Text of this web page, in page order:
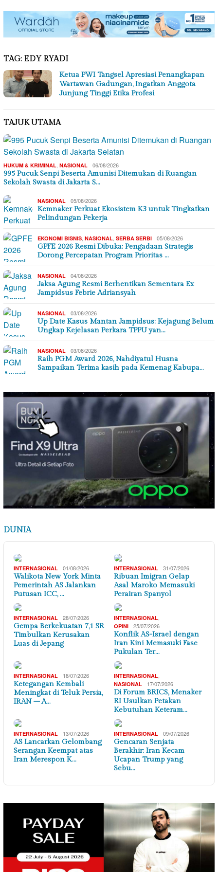
TAG: EDY RYADI
Ketua PWI Tangsel Apresiasi Penangkapan
Wartawan Gadungan, Ingatkan Anggota
Junjung Tinggi Etika Profesi
TAJUK UTAMA
HUKUM & KRIMINAL NASIONAL 06/08/2026
995 Pucuk Senpi Beserta Amunisi Ditemukan di Ruangan
Sekolah Swasta di Jakarta S…
NASIONAL 05/08/2026
Kemnaker Perkuat Ekosistem K3 untuk Tingkatkan
Pelindungan Pekerja
EKONOMI BISNIS NASIONAL SERBA SERBI 05/08/2026
GPFE 2026 Resmi Dibuka: Pengadaan Strategis
Dorong Percepatan Program Prioritas …
NASIONAL 04/08/2026
Jaksa Agung Resmi Berhentikan Sementara Ex
Jampidsus Febrie Adriansyah
NASIONAL 03/08/2026
Up Date Kasus Mantan Jampidsus: Kejagung Belum
Ungkap Kejelasan Perkara TPPU yan…
NASIONAL 03/08/2026
Raih PGM Award 2026, Nahdiyatul Husna
Sampaikan Terima kasih pada Kemenag Kabupa…
DUNIA
INTERNASIONAL 01/08/2026
Walikota New York Minta
Pemerintah AS Jalankan
Putusan ICC, …
INTERNASIONAL 31/07/2026
Ribuan Imigran Gelap
Asal Maroko Memasuki
Perairan Spanyol
INTERNASIONAL 28/07/2026
Gempa Berkekuatan 7,1 SR
Timbulkan Kerusakan
Luas di Jepang
INTERNASIONAL
OPINI 25/07/2026
Konflik AS-Israel dengan
Iran Kini Memasuki Fase
Pukulan Ter…
INTERNASIONAL 18/07/2026
Ketegangan Kembali
Meningkat di Teluk Persia,
IRAN – A…
INTERNASIONAL
NASIONAL 17/07/2026
Di Forum BRICS, Menaker
RI Usulkan Petakan
Kebutuhan Keteram…
INTERNASIONAL 13/07/2026
AS Lancarkan Gelombang
Serangan Keempat atas
Iran Merespon K…
INTERNASIONAL 09/07/2026
Gencaran Senjata
Berakhir: Iran Kecam
Ucapan Trump yang
Sebu…